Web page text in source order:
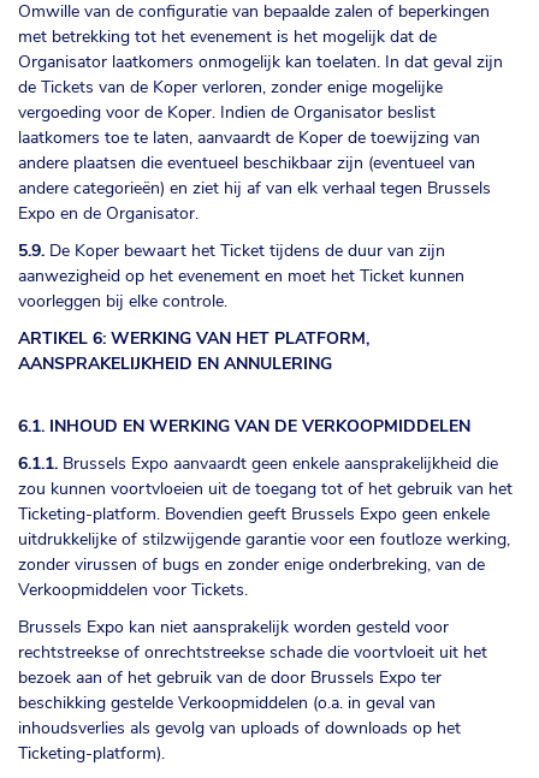
Omwille van de configuratie van bepaalde zalen of beperkingen
met betrekking tot het evenement is het mogelijk dat de
Organisator laatkomers onmogelijk kan toelaten. In dat geval zijn
de Tickets van de Koper verloren, zonder enige mogelijke
vergoeding voor de Koper. Indien de Organisator beslist
laatkomers toe te laten, aanvaardt de Koper de toewijzing van
andere plaatsen die eventueel beschikbaar zijn (eventueel van
andere categorieën) en ziet hij af van elk verhaal tegen Brussels
Expo en de Organisator.
5.9. De Koper bewaart het Ticket tijdens de duur van zijn
aanwezigheid op het evenement en moet het Ticket kunnen
voorleggen bij elke controle.
ARTIKEL 6: WERKING VAN HET PLATFORM,
AANSPRAKELIJKHEID EN ANNULERING
6.1. INHOUD EN WERKING VAN DE VERKOOPMIDDELEN
6.1.1. Brussels Expo aanvaardt geen enkele aansprakelijkheid die
zou kunnen voortvloeien uit de toegang tot of het gebruik van het
Ticketing-platform. Bovendien geeft Brussels Expo geen enkele
uitdrukkelijke of stilzwijgende garantie voor een foutloze werking,
zonder virussen of bugs en zonder enige onderbreking, van de
Verkoopmiddelen voor Tickets.
Brussels Expo kan niet aansprakelijk worden gesteld voor
rechtstreekse of onrechtstreekse schade die voortvloeit uit het
bezoek aan of het gebruik van de door Brussels Expo ter
beschikking gestelde Verkoopmiddelen (o.a. in geval van
inhoudsverlies als gevolg van uploads of downloads op het
Ticketing-platform).